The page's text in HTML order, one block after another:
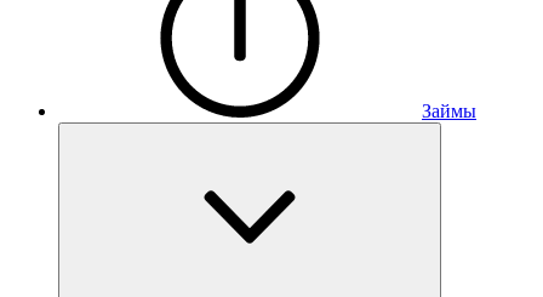
Займы